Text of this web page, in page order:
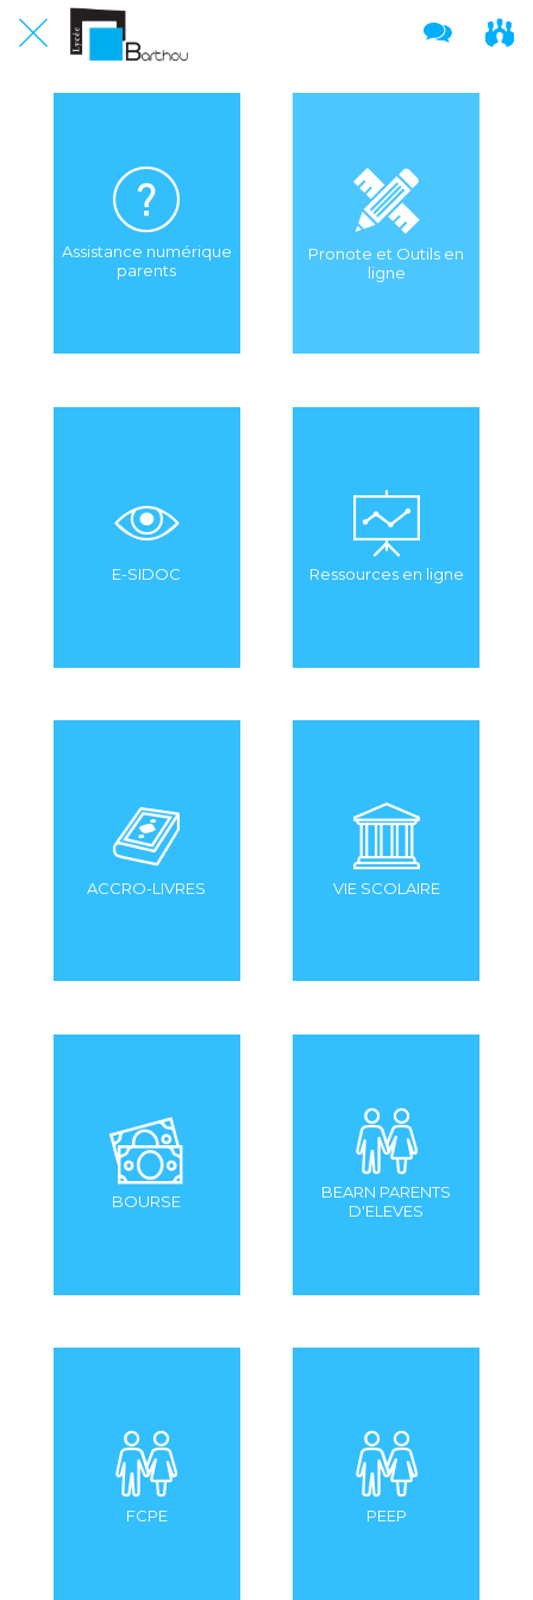
Assistance numérique
parents
Pronote et Outils en
ligne
E-SIDOC Ressources en ligne
ACCRO-LIVRES VIE SCOLAIRE
BOURSE
BEARN PARENTS
D'ELEVES
FCPE PEEP